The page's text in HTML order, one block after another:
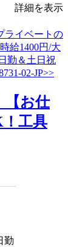
詳細を表示
【お仕
工具
勤